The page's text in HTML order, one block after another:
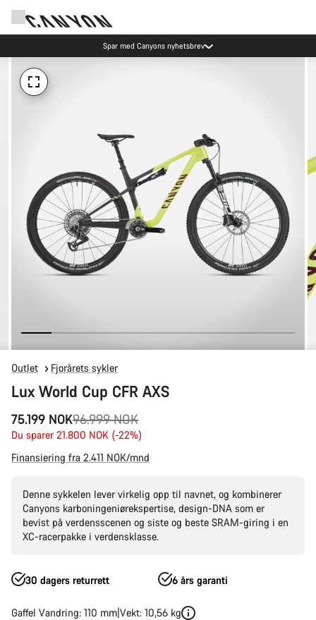
Spar med Canyons nyhetsbrev
Outlet Fjorårets sykler
Lux World Cup CFR AXS
75.199 NOK
Opprinnelig
pris
96.999 NOK
Du sparer 21.800 NOK (-22%)
Finansiering fra 2.411 NOK/mnd
Denne sykkelen lever virkelig opp til navnet, og kombinerer
Canyons karboningeniørekspertise, design-DNA som er
bevist på verdensscenen og siste og beste SRAM-giring i en
XC-racerpakke i verdensklasse.
30 dagers returrett 6 års garanti
Gaffel Vandring: 110 mm Vekt: 10,56 kg